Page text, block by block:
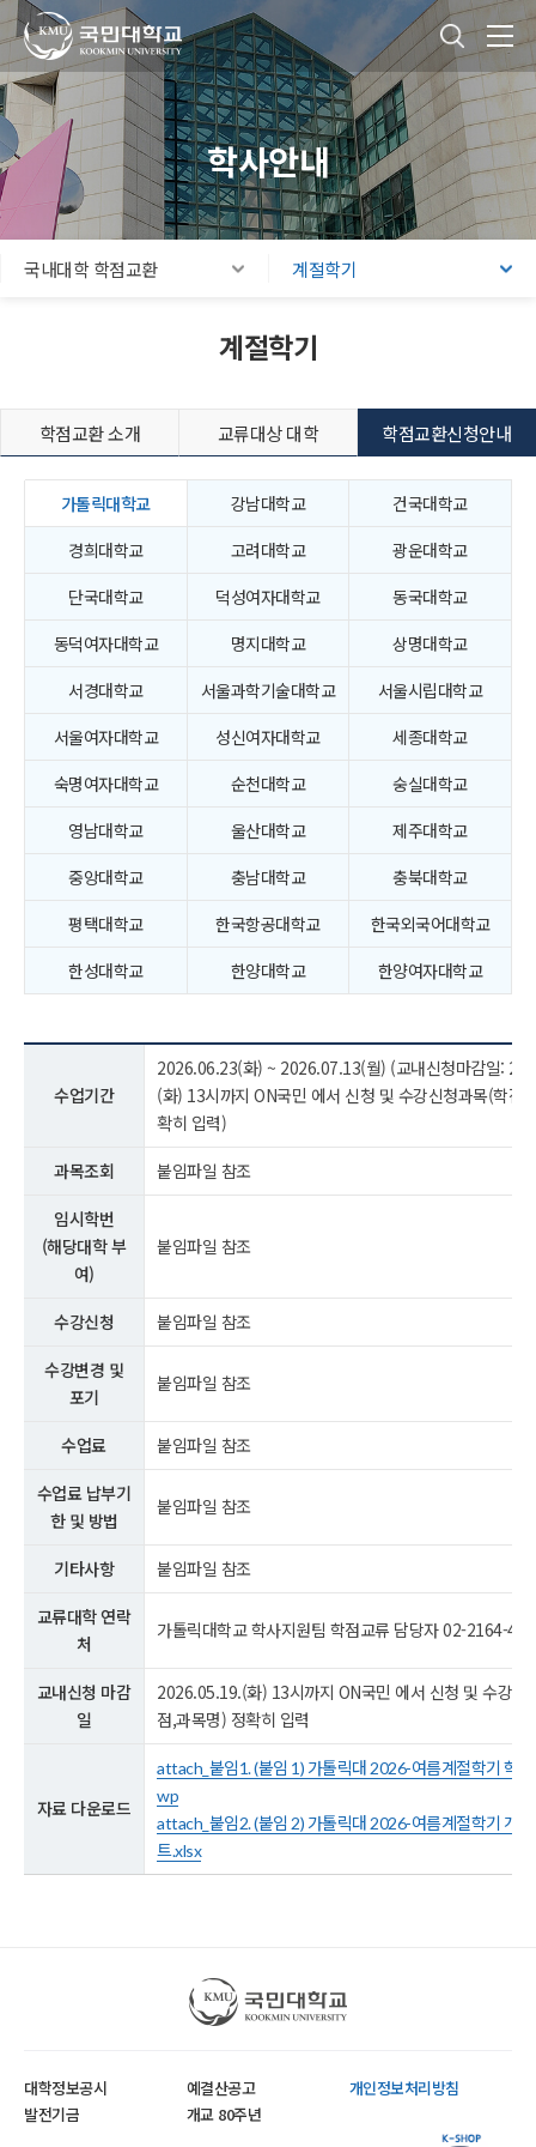
주메뉴 바로가기
본문내용 바로가기
푸터 바로가기
국민대학교 통합검색
학사안내
국내대학 학점교환 계절학기
계절학기
학점교환 소개 교류대상 대학 학점교환신청안내
가톨릭대학교 강남대학교
건국대학교
경희대학교
고려대학교
광운대학교
단국대학교
덕성여자대학교
동국대학교
동덕여자대학교
명지대학교
상명대학교
서경대학교
서울과학기술대학교
서울시립대학교
서울여자대학교
성신여자대학교
세종대학교
숙명여자대학교
순천대학교
숭실대학교
영남대학교
울산대학교
제주대학교
중앙대학교
충남대학교
충북대학교
평택대학교
한국항공대학교
한국외국어대학교
한성대학교
한양대학교 한양여자대학교
수업기간
2026.06.23(화) ~ 2026.07.13(월) (교내신청마감일:
(화) 13시까지 ON국민 에서 신청 및 수강신청과목(학점,
확히 입력)
과목조회
붙임파일 참조
임시학번
(해당대학 부
여)
붙임파일 참조
수강신청
붙임파일 참조
수강변경 및
포기
붙임파일 참조
수업료
붙임파일 참조
수업료 납부기
한 및 방법
붙임파일 참조
기타사항
붙임파일 참조
교류대학 연락
처
가톨릭대학교 학사지원팀 학점교류 담당자 02-2164-
교내신청 마감
일
2026.05.19.(화) 13시까지 ON국민 에서 신청 및 수강신
점,과목명) 정확히 입력
자료 다운로드
attach_붙임1. (붙임 1) 가톨릭대 2026-여름계절학기 학
wp
attach_붙임2. (붙임 2) 가톨릭대 2026-여름계절학기 개
트.xlsx
국민대학교
대학정보공시 예결산공고
개인정보처리방침
발전기금
개교 80주년